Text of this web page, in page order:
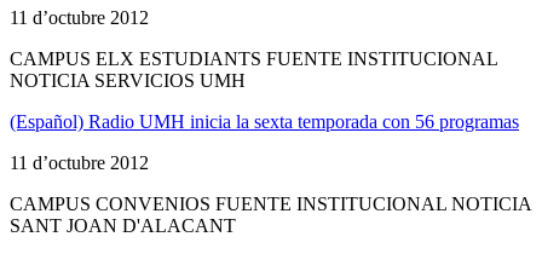
11 d’octubre 2012
CAMPUS ELX ESTUDIANTS FUENTE INSTITUCIONAL
NOTICIA SERVICIOS UMH
(Español) Radio UMH inicia la sexta temporada con 56 programas
11 d’octubre 2012
CAMPUS CONVENIOS FUENTE INSTITUCIONAL NOTICIA
SANT JOAN D'ALACANT